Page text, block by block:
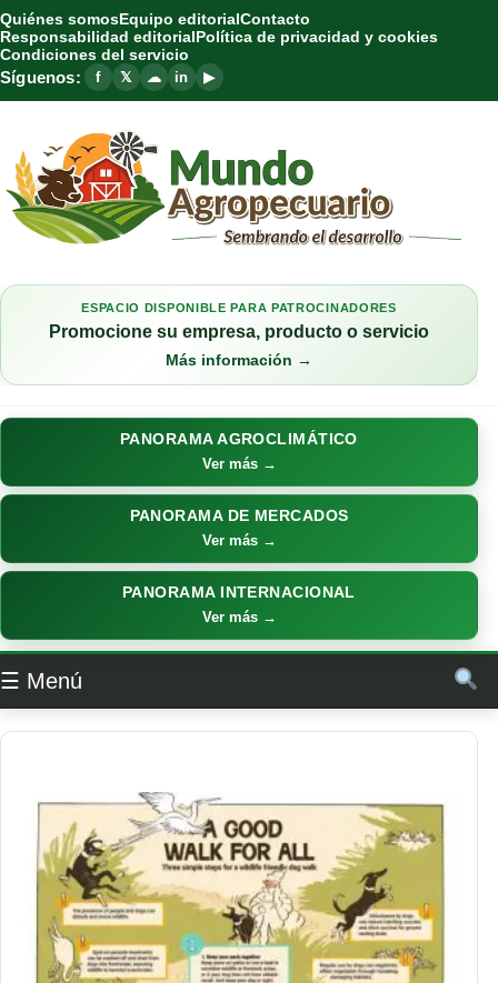
Quiénes somosEquipo editorialContacto
Responsabilidad editorialPolítica de privacidad y cookies
Condiciones del servicio
Síguenos: f 𝕏 ☁ in ▶
ESPACIO DISPONIBLE PARA PATROCINADORES
Promocione su empresa, producto o servicio
Más información →
PANORAMA AGROCLIMÁTICO
Ver más →
PANORAMA DE MERCADOS
Ver más →
PANORAMA INTERNACIONAL
Ver más →
☰ Menú